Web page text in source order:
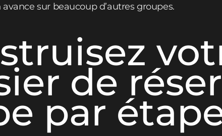
sur beaucoup d’autres groupes.
de
par